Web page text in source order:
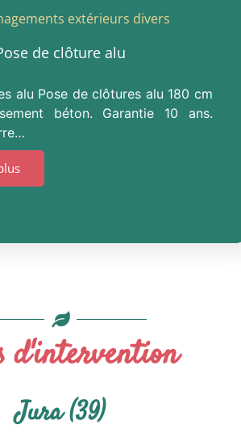
extérieurs divers
de clôture alu
alu Pose de clôtures alu 180 cm
béton. Garantie 10 ans.
d'intervention
Jura (39)